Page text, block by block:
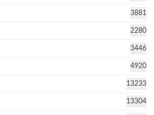
3881
2280
3446
4920
13233
13304